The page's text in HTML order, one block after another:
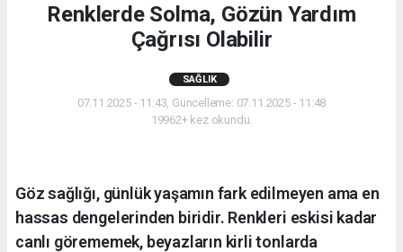
Renklerde Solma, Gözün Yardım
Çağrısı Olabilir
SAĞLIK
07.11.2025 - 11:43, Güncelleme: 07.11.2025 - 11:48
19962+ kez okundu.
Göz sağlığı, günlük yaşamın fark edilmeyen ama en
hassas dengelerinden biridir. Renkleri eskisi kadar
canlı görememek, beyazların kirli tonlarda